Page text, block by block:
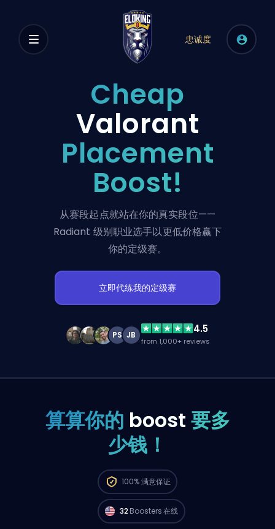
忠诚度
Cheap
Valorant
Placement
Boost!
从赛段起点就站在你的真实段位——
Radiant 级别职业选手以更低价格赢下
你的定级赛。
立即代练我的定级赛
PS JB 4.5
from 1,000+ reviews
算算你的 boost 要多
少钱！
100%满意保证
来自 North America 的 Radiant 玩家
马上开打你的订单。🔥
32 Boosters 在线